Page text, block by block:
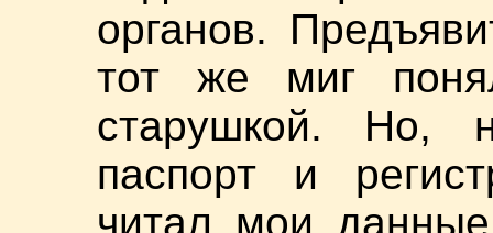
органов.
тот же миг
старушкой. Но,
паспорт и
читал мои